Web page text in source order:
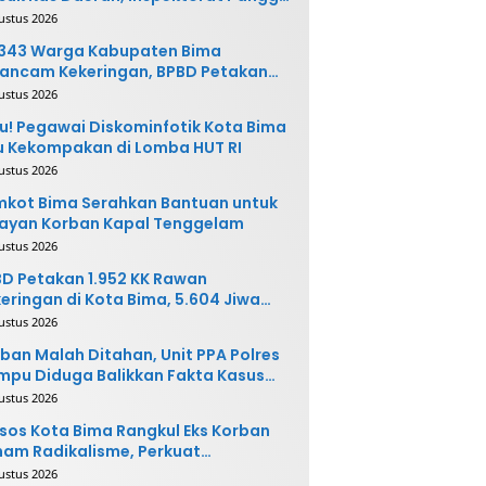
Terkait
2026
Warga Kabupaten Bima
Kekeringan, BPBD Petakan
Rawan
2026
Pegawai Diskominfotik Kota Bima
Kekompakan di Lomba HUT RI
2026
Bima Serahkan Bantuan untuk
Korban Kapal Tenggelam
2026
Petakan 1.952 KK Rawan
di Kota Bima, 5.604 Jiwa
Terdampak
2026
Malah Ditahan, Unit PPA Polres
Diduga Balikkan Fakta Kasus
2026
Kota Bima Rangkul Eks Korban
Radikalisme, Perkuat
Sosial
2026